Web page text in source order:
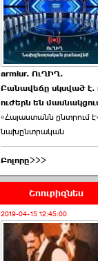
armlur. ՈւՂԻՂ.
Բանավեճը սկսված է.
ուժերն են
«Հայաստանն ընտրում
նախընտրական
Բոլորը>>>
Շոուբիզնես
2019-04-15 12:45:00